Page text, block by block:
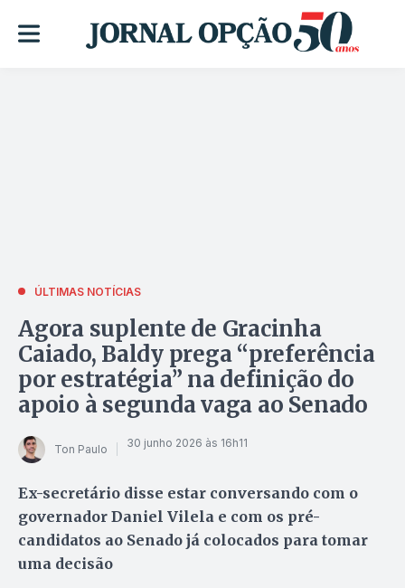
ÚLTIMAS NOTÍCIAS
Agora suplente de Gracinha
Caiado, Baldy prega “preferência
por estratégia” na definição do
apoio à segunda vaga ao Senado
Ton Paulo 30 junho 2026 às 16h11
Ex-secretário disse estar conversando com o
governador Daniel Vilela e com os pré-
candidatos ao Senado já colocados para tomar
uma decisão